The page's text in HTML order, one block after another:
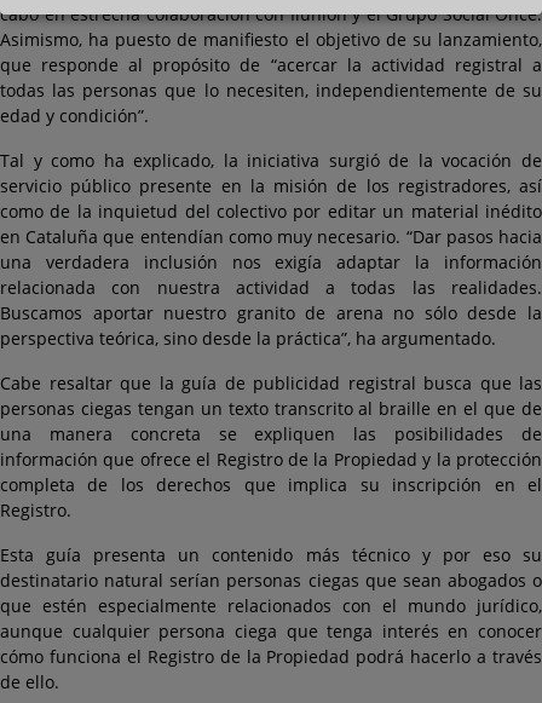
cabo en estrecha colaboración con Ilunion y el Grupo Social Once.
Asimismo, ha puesto de manifiesto el objetivo de su lanzamiento,
que responde al propósito de “acercar la actividad registral a
todas las personas que lo necesiten, independientemente de su
edad y condición”.
Tal y como ha explicado, la iniciativa surgió de la vocación de
servicio público presente en la misión de los registradores, así
como de la inquietud del colectivo por editar un material inédito
en Cataluña que entendían como muy necesario. “Dar pasos hacia
una verdadera inclusión nos exigía adaptar la información
relacionada con nuestra actividad a todas las realidades.
Buscamos aportar nuestro granito de arena no sólo desde la
perspectiva teórica, sino desde la práctica”, ha argumentado.
Cabe resaltar que la guía de publicidad registral busca que las
personas ciegas tengan un texto transcrito al braille en el que de
una manera concreta se expliquen las posibilidades de
información que ofrece el Registro de la Propiedad y la protección
completa de los derechos que implica su inscripción en el
Registro.
Esta guía presenta un contenido más técnico y por eso su
destinatario natural serían personas ciegas que sean abogados o
que estén especialmente relacionados con el mundo jurídico,
aunque cualquier persona ciega que tenga interés en conocer
cómo funciona el Registro de la Propiedad podrá hacerlo a través
de ello.